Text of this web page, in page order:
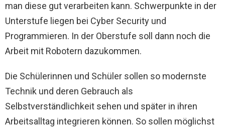
man diese gut verarbeiten kann. Schwerpunkte in der
Unterstufe liegen bei Cyber Security und
Programmieren. In der Oberstufe soll dann noch die
Arbeit mit Robotern dazukommen.
Die Schülerinnen und Schüler sollen so modernste
Technik und deren Gebrauch als
Selbstverständlichkeit sehen und später in ihren
Arbeitsalltag integrieren können. So sollen möglichst